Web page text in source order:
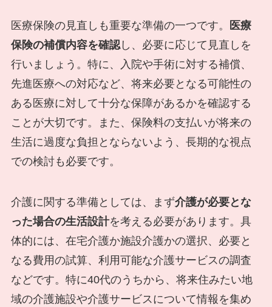
医療保険の見直しも重要な準備の一つです。
医療
保険の補償内容を確認し、必要に応じて見直しを
行いましょう。特に、入院や手術に対する補償、
先進医療への対応など、将来必要となる可能性の
ある医療に対して十分な保障があるかを確認する
ことが大切です。また、保険料の支払いが将来の
生活に過度な負担とならないよう、長期的な視点
での検討も必要です。
介護に関する準備としては、まず介護が必要とな
った場合の生活設計を考える必要があります。具
体的には、在宅介護か施設介護かの選択、必要と
なる費用の試算、利用可能な介護サービスの調査
などです。特に40代のうちから、将来住みたい地
域の介護施設や介護サービスについて情報を集め